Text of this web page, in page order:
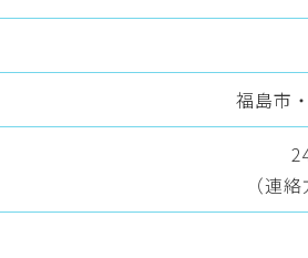
福島市
（連